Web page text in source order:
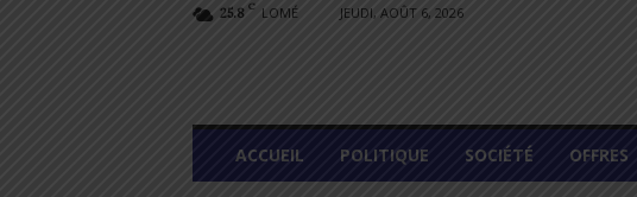
25.8 C LOMÉ JEUDI, AOÛT 6, 2026
L
M
ACCUEIL POLITIQUE SOCIÉTÉ OFFRES